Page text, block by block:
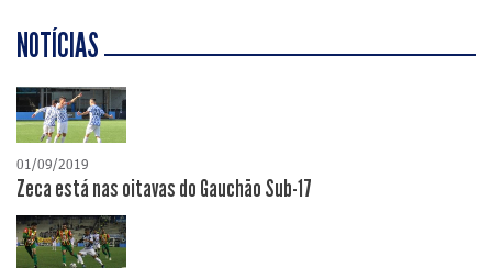
NOTÍCIAS
01/09/2019
Zeca está nas oitavas do Gauchão Sub-17